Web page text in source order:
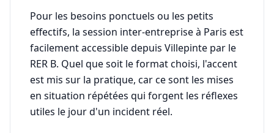
Pour les besoins ponctuels ou les petits
effectifs, la session inter-entreprise à Paris est
facilement accessible depuis Villepinte par le
RER B. Quel que soit le format choisi, l'accent
est mis sur la pratique, car ce sont les mises
en situation répétées qui forgent les réflexes
utiles le jour d'un incident réel.